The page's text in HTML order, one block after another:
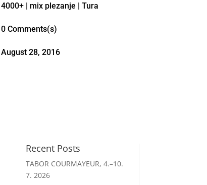
4000+ | mix plezanje |Tura
0 Comments(s)
August 28, 2016
Recent Posts
TABOR COURMAYEUR, 4.–10.
7. 2026